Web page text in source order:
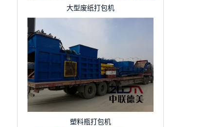
大型废纸打包机
塑料瓶打包机